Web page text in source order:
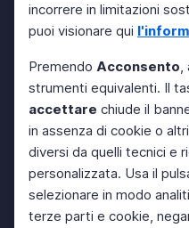
incorrere in limitazioni
puoi visionare qui
Premendo Acconsento,
strumenti equivalenti. Il
accettare chiude il
in assenza di cookie o
diversi da quelli tecnici e
personalizzata. Usa il
selezionare in modo
terze parti e cookie,